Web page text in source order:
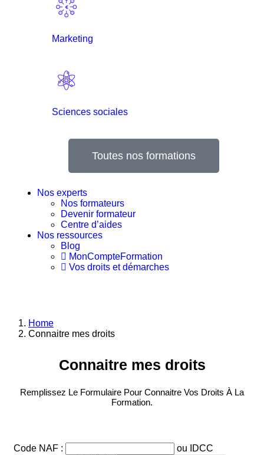
Marketing
Sciences sociales
Toutes nos formations
Nos experts
Nos formateurs
Devenir formateur
Centre d’aides
Nos ressources
Blog
MonCompteFormation
Vos droits et démarches
Home
Connaitre mes droits
Connaitre mes droits
Remplissez Le Formulaire Pour Connaitre Vos Droits À La
Formation.
Code NAF :
ou IDCC